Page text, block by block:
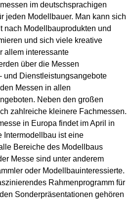
im deutschsprachigen
jeden Modellbauer. Man kann sich
nach Modellbauprodukten und
und sich viele kreative
allem interessante
über die Messen
und Dienstleistungsangebote
Messen in allen
Neben den großen
zahlreiche kleinere Fachmessen.
in Europa findet im April in
Intermodellbau ist eine
Bereiche des Modellbaus
Messe sind unter anderem
oder Modellbauinteressierte.
Rahmenprogramm für
Sonderpräsentationen gehören